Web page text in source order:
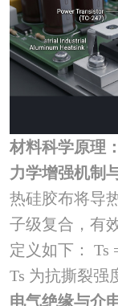
材料科学原理
力学增强机制
热硅胶布将导
子级复合，有
定义如下： Ts
Ts 为抗撕裂强
电气绝缘与介